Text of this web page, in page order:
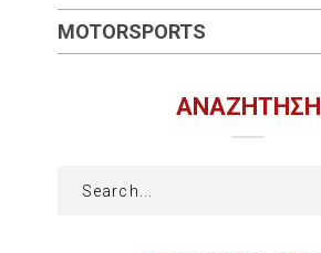
MOTORSPORTS
ΑΝΑΖΉΤΗΣΗ